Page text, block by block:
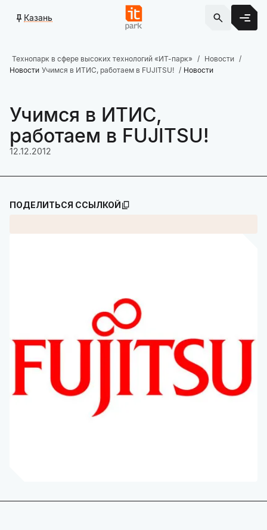
Казань
Технопарк в сфере высоких технологий «ИТ-парк»
Новости
Новости Учимся в ИТИС, работаем в FUJITSU! Новости
Учимся в ИТИС,
работаем в FUJITSU!
12.12.2012
ПОДЕЛИТЬСЯ ССЫЛКОЙ